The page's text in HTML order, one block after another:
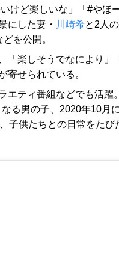
けど楽しいな」「#やほ
にした妻・ 川崎希と2人
を公開。
「楽しそうでなにより」
寄せられている。
エティ番組などでも活躍
る男の子、2020年10月
子供たちとの日常をたび